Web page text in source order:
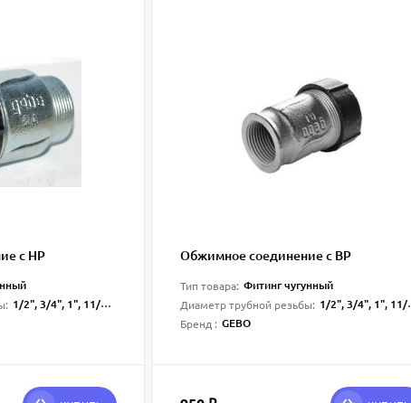
с НР
1/2", 3/4", 1", 11/4", 11/2", 2"
Обжимное соединение с ВР
Тип товара: Фитинг чугунный
Диаметр трубной резьбы: 1/2", 3/4", 1", 11/4", 11/2", 2"
Бренд : GEBO